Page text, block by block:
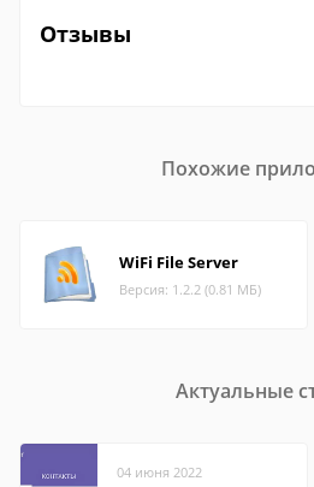
Отзывы
Похожие
WiFi File Server
Версия: 1.2.2 (0.81 МБ)
Актуальные
04 июня 2022